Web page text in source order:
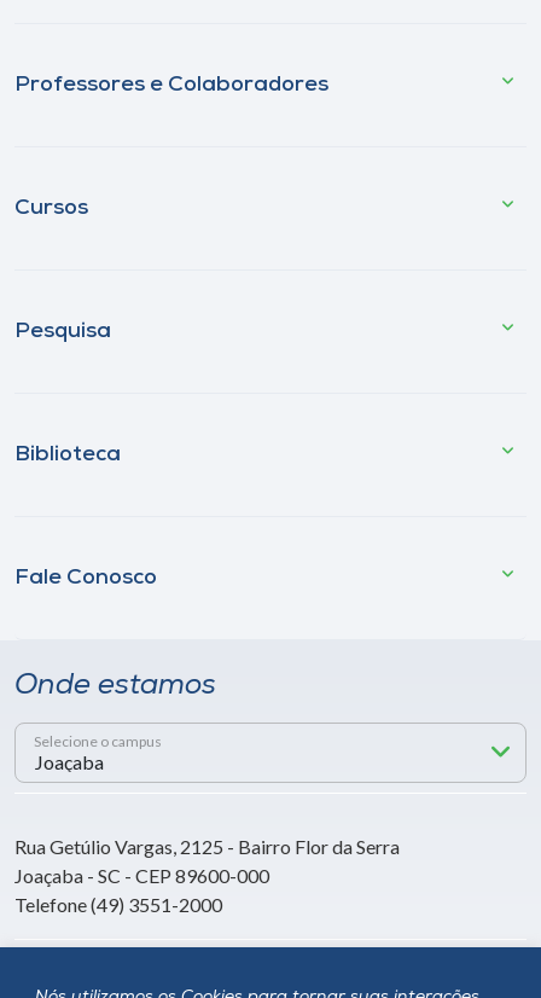
Professores e Colaboradores
Cursos
Pesquisa
Biblioteca
Fale Conosco
Onde estamos
Selecione o campus
Rua Getúlio Vargas, 2125 - Bairro Flor da Serra
Joaçaba - SC - CEP 89600-000
Telefone (49) 3551-2000
Siga a Unoesc